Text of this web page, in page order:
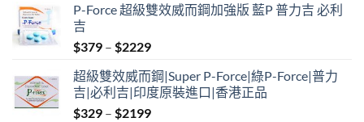
P-Force 超級雙效威而鋼加強版 藍P 普力吉 必利
吉
$379 – $2229Price
$379
through
$2229
超級雙效威而鋼|Super P-Force|綠P-Force|普力
吉|必利吉|印度原裝進口|香港正品
$329 – $2199Price